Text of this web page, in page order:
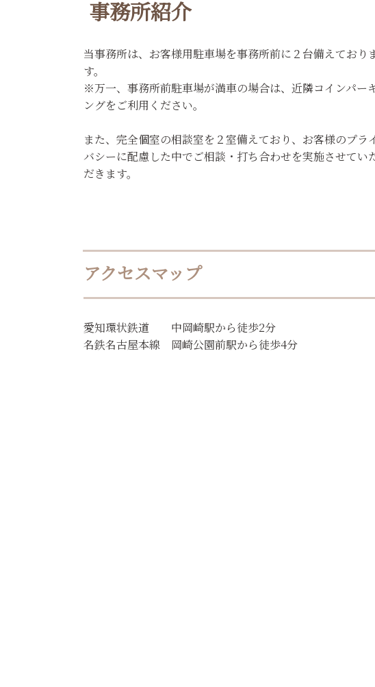
事務所紹介
当事務所は、お客様用駐車場を事務所前に２台備えており
す。
※万一、事務所前駐車場が満車の場合は、近隣コインパー
ングをご利用ください。
また、完全個室の相談室を２室備えており、お客様のプラ
バシーに配慮した中でご相談・打ち合わせを実施させてい
だきます。
アクセスマップ
愛知環状鉄道 中岡崎駅から徒歩2分
名鉄名古屋本線 岡崎公園前駅から徒歩4分